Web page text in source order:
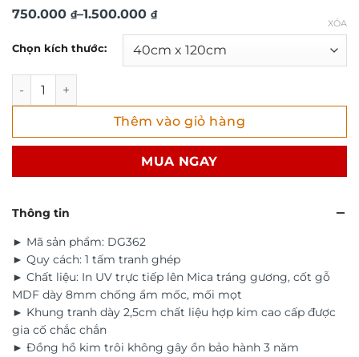
750.000 ₫–1.500.000 ₫
Khoảng
750.000 ₫
đến
1.500.000 ₫
Chọn kích thước:
XÓA
Tranh đồng hồ cây xanh 3D nghệ thuật DG362 số lượng
Thêm vào giỏ hàng
MUA NGAY
Thông tin
► Mã sản phẩm: DG362
► Quy cách: 1 tấm tranh ghép
► Chất liệu: In UV trực tiếp lên Mica tráng gương, cốt gỗ
MDF dày 8mm chống ẩm mốc, mối mọt
► Khung tranh dày 2,5cm chất liệu hợp kim cao cấp được
gia cố chắc chắn
► Đồng hồ kim trôi không gây ồn bảo hành 3 năm